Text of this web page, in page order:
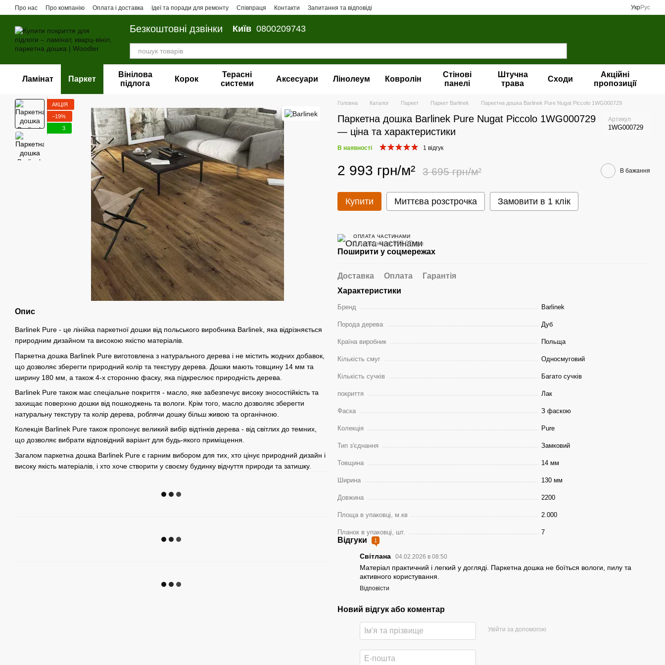
Перейти до основного контенту
Про нас Про компанію Оплата і доставка Ідеї та поради для ремонту Співпраця Контакти Запитання та відповіді УкрРус
Безкоштовні дзвінки Київ 0800209743
Ламінат Паркет
Вінілова
пiдлога
Корок
Терасні
системи
Аксесуари Лінолеум Ковролін
Стінові
панелі
Штучна
трава
Сходи
Акційні
пропозиції
АКЦІЯ
−19%
3
Опис
Barlinek Pure - це лінійка паркетної дошки від польського виробника Barlinek, яка відрізняється
природним дизайном та високою якістю матеріалів.
Паркетна дошка Barlinek Pure виготовлена з натурального дерева і не містить жодних добавок,
що дозволяє зберегти природний колір та текстуру дерева. Дошки мають товщину 14 мм та
ширину 180 мм, а також 4-х сторонню фаску, яка підкреслює природність дерева.
Barlinek Pure також має спеціальне покриття - масло, яке забезпечує високу зносостійкість та
захищає поверхню дошки від пошкоджень та вологи. Крім того, масло дозволяє зберегти
натуральну текстуру та колір дерева, роблячи дошку більш живою та органічною.
Колекція Barlinek Pure також пропонує великий вибір відтінків дерева - від світлих до темних,
що дозволяє вибрати відповідний варіант для будь-якого приміщення.
Загалом паркетна дошка Barlinek Pure є гарним вибором для тих, хто цінує природний дизайн і
високу якість матеріалів, і хто хоче створити у своєму будинку відчуття природи та затишку.
Головна Каталог Паркет Паркет Barlinek Паркетна дошка Barlinek Pure Nugat Piccolo 1WG000729
Паркетна дошка Barlinek Pure Nugat Piccolo 1WG000729
— ціна та характеристики
Артикул
1WG000729
В наявності 1 відгук
2 993 грн/м² 3 695 грн/м² В бажання
Купити Миттєва розстрочка Замовити в 1 клік
ОПЛАТА ЧАСТИНАМИ
3 платежі по 997.67 грн
Поширити у соцмережах
Доставка Оплата
Гарантія
Характеристики
Бренд Barlinek
Порода дерева Дуб
Країна виробник Польща
Кількість смуг Односмуговий
Кількість сучків Багато сучків
покриття Лак
Фаска З фаскою
Колекція Pure
Тип з'єднання Замковий
Товщина 14 мм
Ширина 130 мм
Довжина 2200
Площа в упаковці, м.кв 2.000
Планок в упаковці, шт. 7
Відгуки 1
Світлана 04.02.2026 в 08:50
Матеріал практичний і легкий у догляді. Паркетна дошка не боїться вологи, пилу та
активного користування.
Відповісти
Новий відгук або коментар
Увійти за допомогою